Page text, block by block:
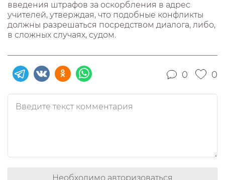
введения штрафов за оскорбления в адрес
учителей, утверждая, что подобные конфликты
должны разрешаться посредством диалога, либо,
в сложных случаях, судом.
0 0
Необходимо авторизоваться